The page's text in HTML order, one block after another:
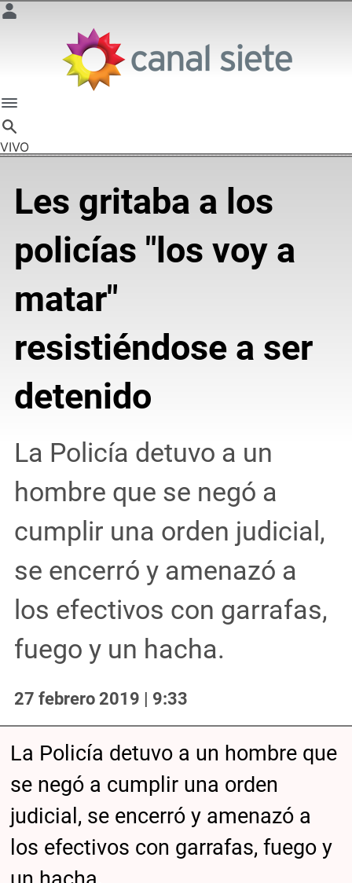
VIVO
Les gritaba a los
policías "los voy a
matar"
resistiéndose a ser
detenido
La Policía detuvo a un
hombre que se negó a
cumplir una orden judicial,
se encerró y amenazó a
los efectivos con garrafas,
fuego y un hacha.
27 febrero 2019 | 9:33
La Policía detuvo a un hombre que
se negó a cumplir una orden
judicial, se encerró y amenazó a
los efectivos con garrafas, fuego y